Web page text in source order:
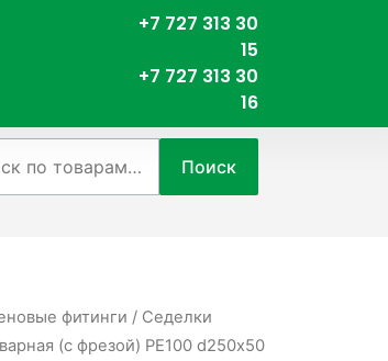
+7 727 313 30
15
+7 727 313 30
16
Поиск
фитинги / Седелки
(с фрезой) PE100 d250х50